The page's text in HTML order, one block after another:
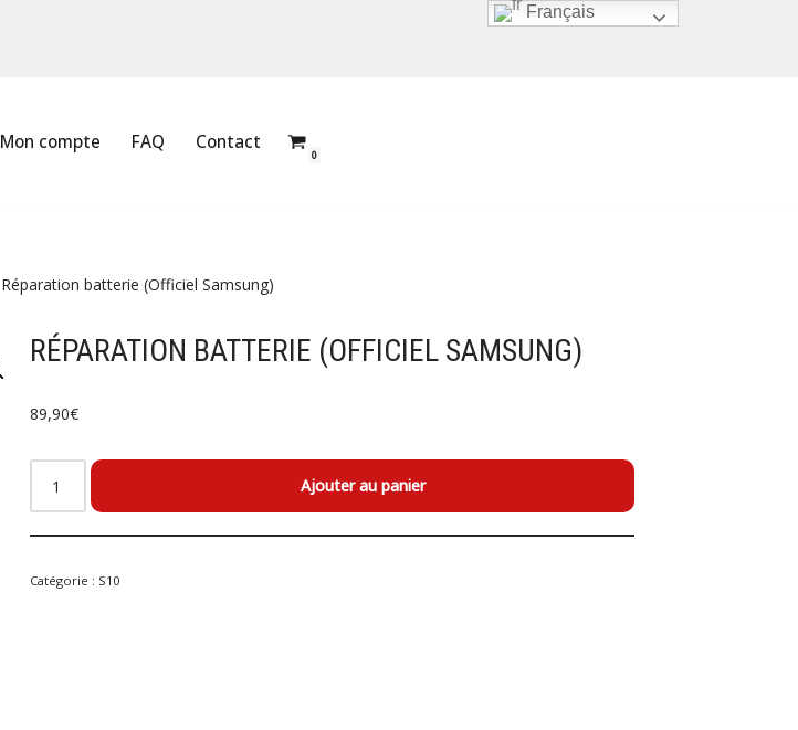
Mon compte FAQ Contact
0
Réparation batterie (Officiel Samsung)
RÉPARATION BATTERIE (OFFICIEL SAMSUNG)
89,90€
Ajouter au panier
Catégorie : S10
Français